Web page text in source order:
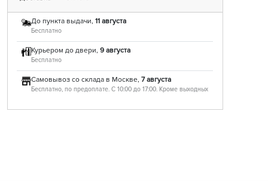
До пункта выдачи, 11 августа
Бесплатно
Курьером до двери, 9 августа
Бесплатно
Самовывоз со склада в Москве, 7 августа
Бесплатно, по предоплате. С 10:00 до 17:00. Кроме выходных